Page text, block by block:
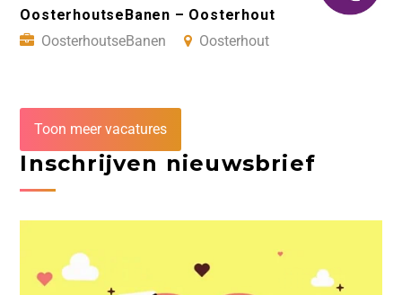
OosterhoutseBanen – Oosterhout
OosterhoutseBanen
Oosterhout
Toon meer vacatures
Inschrijven nieuwsbrief